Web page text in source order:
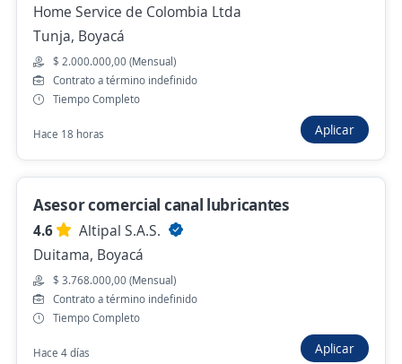
Ayer
Empleo destacado
Asesor Comercial con o sin experiencia /
horarios flexibles
MASTER SELECTION SAS
Sogamoso, Boyacá
Hace 2 días
307393 Asesoras vendedoras
Importante empresa del sector
Tunja, Boyacá
$ 2.299.999,00 (Mensual)
Home Service de Colombia Ltda
Tunja, Boyacá
$ 2.000.000,00 (Mensual)
Contrato a término indefinido
Tiempo Completo
Hace 18 horas Aplicar
Asesor comercial canal lubricantes
4.6
Altipal S.A.S.
Duitama, Boyacá
$ 3.768.000,00 (Mensual)
Contrato a término indefinido
Tiempo Completo
Hace 4 días Aplicar